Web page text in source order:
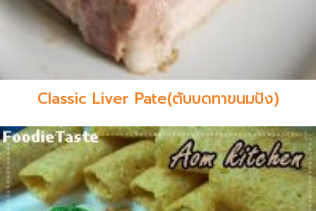
Classic Liver Pate(ตับบดทาขนมปัง)